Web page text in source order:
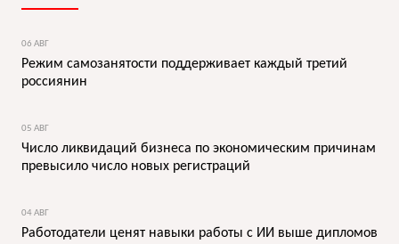
06 АВГ
Режим самозанятости поддерживает каждый третий
россиянин
05 АВГ
Число ликвидаций бизнеса по экономическим причинам
превысило число новых регистраций
04 АВГ
Работодатели ценят навыки работы с ИИ выше дипломов